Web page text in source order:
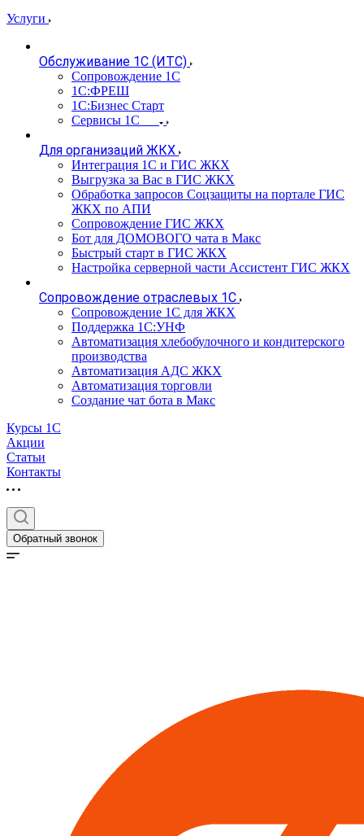
Услуги
Обслуживание 1С (ИТС)
Сопровождение 1С
1С:ФРЕШ
1С:Бизнес Старт
Сервисы 1С
Для организаций ЖКХ
Интеграция 1С и ГИС ЖКХ
Выгрузка за Вас в ГИС ЖКХ
Обработка запросов Соцзащиты на портале ГИС
ЖКХ по АПИ
Сопровождение ГИС ЖКХ
Бот для ДОМОВОГО чата в Макс
Быстрый старт в ГИС ЖКХ
Настройка серверной части Ассистент ГИС ЖКХ
Сопровождение отраслевых 1С
Сопровождение 1С для ЖКХ
Поддержка 1С:УНФ
Автоматизация хлебобулочного и кондитерского
производства
Автоматизация АДС ЖКХ
Автоматизация торговли
Создание чат бота в Макс
Курсы 1С
Акции
Статьи
Контакты
Обратный звонок